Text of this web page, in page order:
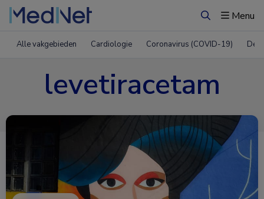
ZoekenMenu
Alle vakgebieden Cardiologie Coronavirus (COVID-19)
levetiracetam